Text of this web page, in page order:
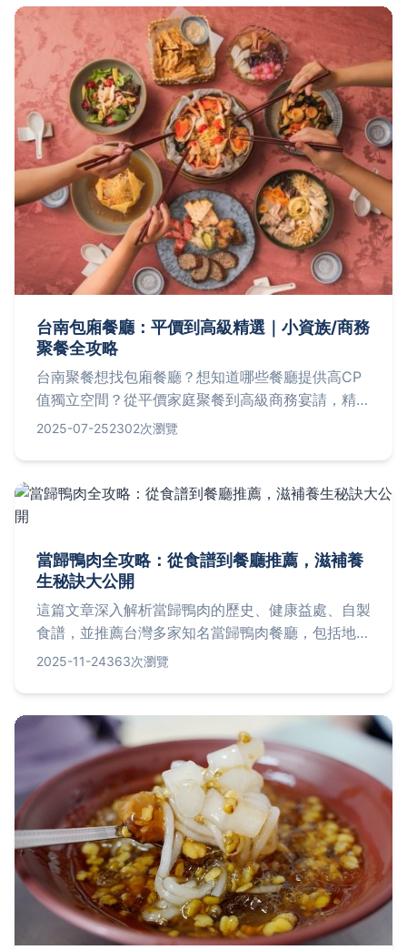
鬆攻略港墘美味地圖！
‌台南包廂餐廳：平價到高級精選｜小資族/商務
聚餐全攻略
台南聚餐想找包廂餐廳？想知道哪些餐廳提供高CP
值獨立空間？從平價家庭聚餐到高級商務宴請，精選
台南優質包廂餐廳推薦，附預算建議與預訂須知！
2025-07-252302次瀏覽
當歸鴨肉全攻略：從食譜到餐廳推薦，滋補養
生秘訣大公開
這篇文章深入解析當歸鴨肉的歷史、健康益處、自製
食譜，並推薦台灣多家知名當歸鴨肉餐廳，包括地
址、價格和營業時間。解答常見問題，幫助您全面了
2025-11-24363次瀏覽